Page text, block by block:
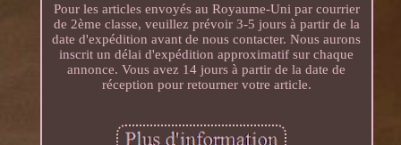
Pour les articles envoyés au Royaume-Uni par courrier
de 2ème classe, veuillez prévoir 3-5 jours à partir de la
date d'expédition avant de nous contacter. Nous aurons
inscrit un délai d'expédition approximatif sur chaque
annonce. Vous avez 14 jours à partir de la date de
réception pour retourner votre article.